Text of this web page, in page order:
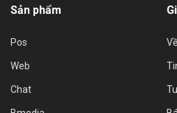
Sản phẩm
Pos
Web
Chat